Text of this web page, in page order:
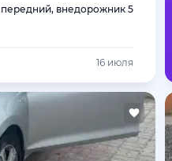
передний, внедорожник 5
16 июля